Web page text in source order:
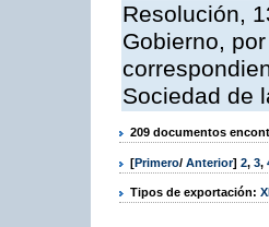
Resolución,
Gobierno,
Sociedad de
209 documentos
[Primero/ Anterior] 2, 3,
Tipos de exportación: